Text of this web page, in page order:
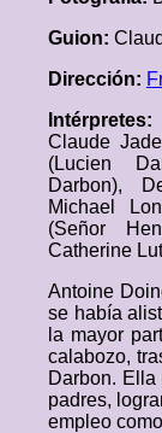
Guion:
Dirección:
Intérpretes:
Claude
(Lucien
Darbon),
Michael
(Señor
Catherine
Antoine
se había
la mayor
calabozo,
Darbon.
padres,
empleo